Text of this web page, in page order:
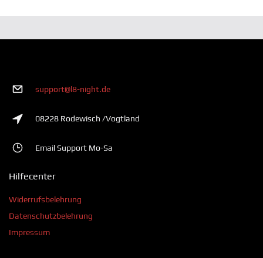
support@l8-night.de
08228 Rodewisch /Vogtland
Email Support Mo-Sa
Hilfecenter
Widerrufsbelehrung
Datenschutzbelehrung
Impressum